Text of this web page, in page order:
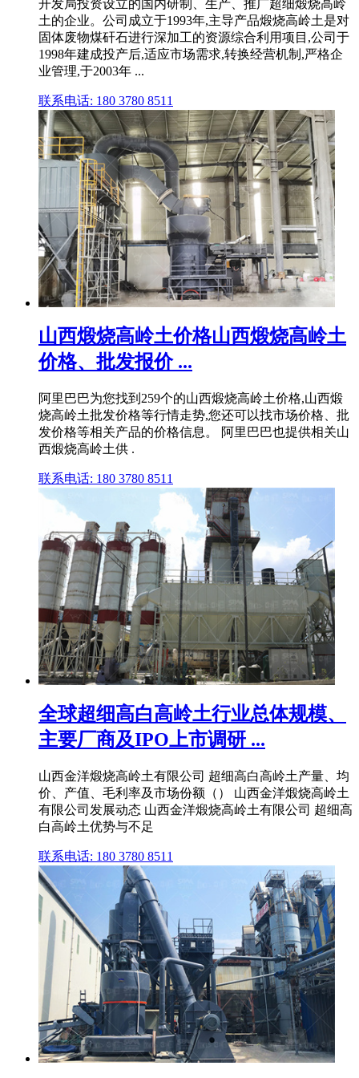
开发局投资设立的国内研制、生产、推广超细煅烧高岭
土的企业。公司成立于1993年,主导产品煅烧高岭土是对
固体废物煤矸石进行深加工的资源综合利用项目,公司于
1998年建成投产后,适应市场需求,转换经营机制,严格企
业管理,于2003年 ...
联系电话: 180 3780 8511
山西煅烧高岭土价格山西煅烧高岭土
价格、批发报价 ...
阿里巴巴为您找到259个的山西煅烧高岭土价格,山西煅
烧高岭土批发价格等行情走势,您还可以找市场价格、批
发价格等相关产品的价格信息。 阿里巴巴也提供相关山
西煅烧高岭土供 .
联系电话: 180 3780 8511
全球超细高白高岭土行业总体规模、
主要厂商及IPO上市调研 ...
山西金洋煅烧高岭土有限公司 超细高白高岭土产量、均
价、产值、毛利率及市场份额（） 山西金洋煅烧高岭土
有限公司发展动态 山西金洋煅烧高岭土有限公司 超细高
白高岭土优势与不足
联系电话: 180 3780 8511